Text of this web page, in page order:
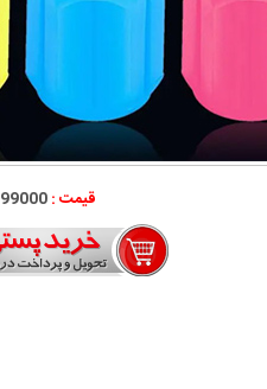
قیمت :99000 تومان